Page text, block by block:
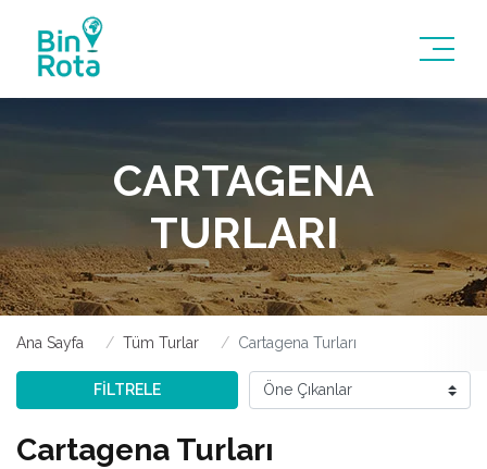
CARTAGENA
TURLARI
Ana Sayfa Tüm Turlar Cartagena Turları
FİLTRELE
Cartagena Turları